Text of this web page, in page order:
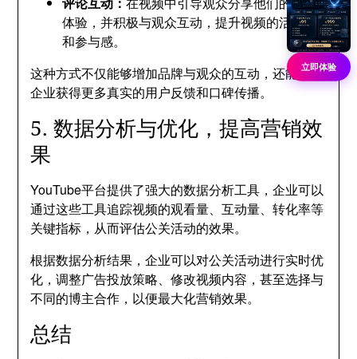
体验，并积极与观众互动，提升视频的活跃度
和参与感。
这种方式不仅能够增加品牌与观众的互动，还能帮助
企业获得更多真实的用户反馈和口碑传播。
5. 数据分析与优化，提高营销效
果
YouTube平台提供了强大的数据分析工具，企业可以
通过这些工具追踪视频的观看量、互动量、转化率等
关键指标，从而评估公关活动的效果。
根据数据分析结果，企业可以对公关活动进行实时优
化，调整广告投放策略、修改视频内容，甚至选择与
不同的博主合作，以便最大化营销效果。
总结
立即体验